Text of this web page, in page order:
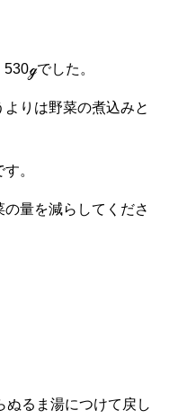
でした。
りは野菜の煮込みと
。
量を減らしてくださ
ぬるま湯につけて戻し